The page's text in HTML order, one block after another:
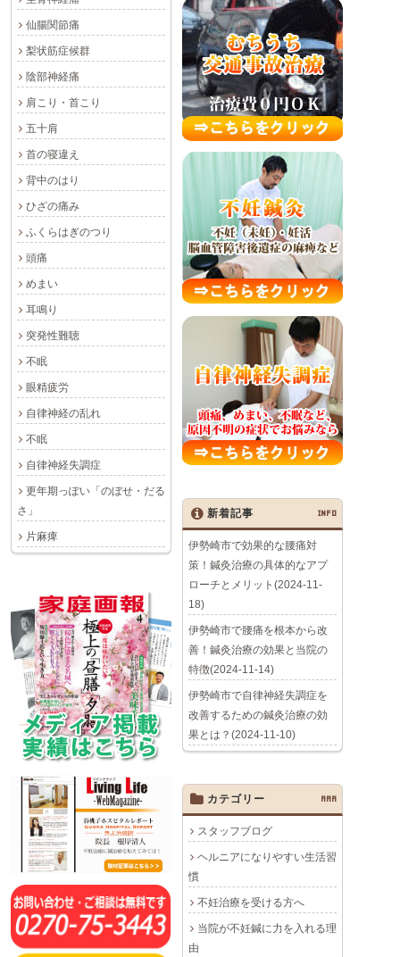
仙腸関節痛
梨状筋症候群
陰部神経痛
肩こり・首こり
五十肩
首の寝違え
背中のはり
ひざの痛み
ふくらはぎのつり
頭痛
めまい
耳鳴り
突発性難聴
不眠
眼精疲労
自律神経の乱れ
不眠
自律神経失調症
更年期っぽい「のぼせ・だる
さ」
片麻痺
新着記事 INFO
伊勢崎市で効果的な腰痛対
策！鍼灸治療の具体的なアプ
ローチとメリット(2024-11-
18)
伊勢崎市で腰痛を根本から改
善！鍼灸治療の効果と当院の
特徴(2024-11-14)
伊勢崎市で自律神経失調症を
改善するための鍼灸治療の効
果とは？(2024-11-10)
カテゴリー AAA
スタッフブログ
ヘルニアになりやすい生活習
慣
不妊治療を受ける方へ
当院が不妊鍼に力を入れる理
由